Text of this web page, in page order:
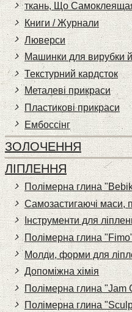
ткань, Що
Книги / Журнали
Люверси
Машинки для вирубки
Текстурний кардсток
Металеві прикраси
Пластикові прикраси
Ембоссінг
ЗОЛОЧЕННЯ
ЛІПЛЕННЯ
Полімерна глина
Самозастигаючі маси,
Інструменти для
Полімерна глина
Молди, форми для
Допоміжна хімія
Полімерна глина "Jam
Полімерна глина